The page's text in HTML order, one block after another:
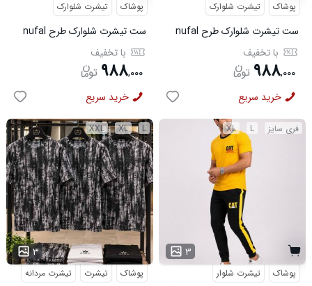
پوشاک تیشرت شلوارک
ست تیشرت شلوارک طرح nufal
کد 6578 با تخفیف
۹۸۸,۰۰۰
خرید سریع
پوشاک تیشرت شلوارک
ست تیشرت شلوارک طرح nufal
سبز کد 6577با تخفیف
۹۸۸,۰۰۰
خرید سریع
L
XL
XXL
۳ ...
پوشاک تیشرت تیشرت مردانه
فری سایز L
XL
۳
پوشاک تیشرت شلوار